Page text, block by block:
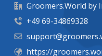
Groomers.World by
+49 69-34869328
https://